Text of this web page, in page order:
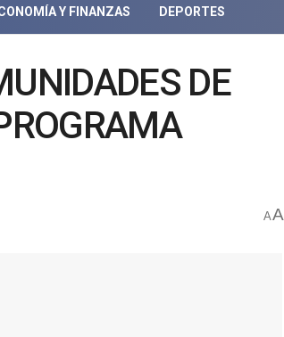
Y FINANZAS DEPORTES
DE
AA